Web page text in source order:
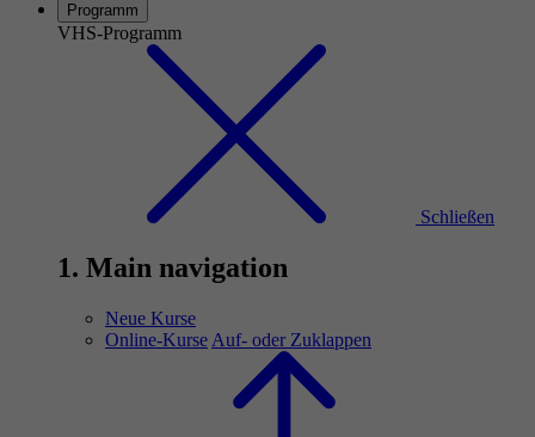
Programm
VHS-Programm
Schließen
1. Main navigation
Neue Kurse
Online-Kurse Auf- oder Zuklappen